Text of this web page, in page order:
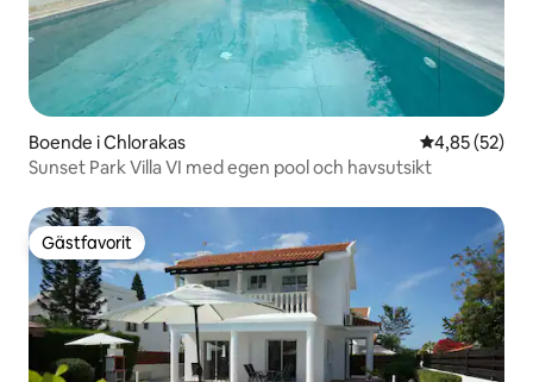
Boende i Chlorakas 4,85 av 5 i
4,85 (52)
Sunset Park Villa VI med egen pool och havsutsikt
Gästfavorit
Gästfavorit